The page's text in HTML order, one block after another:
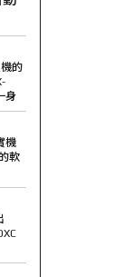
的
身
機
軟